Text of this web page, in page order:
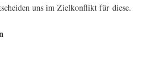
uns im Ziel­kon­flikt für diese.